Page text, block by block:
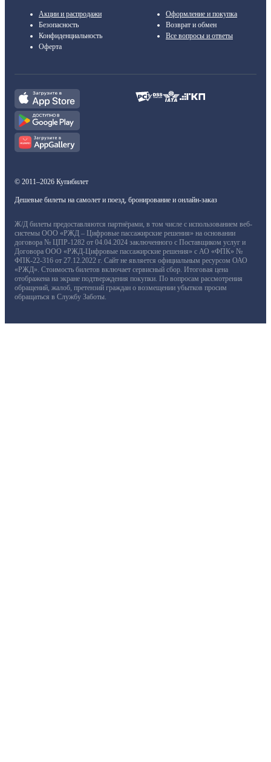
Акции и распродажи
Безопасность
Конфиденциальность
Оферта
Оформление и покупка
Возврат и обмен
Все вопросы и ответы
© 2011–2026 Купибилет
Дешевые билеты на самолет и поезд, бронирование и онлайн-заказ
Ж/Д билеты предоставляются партнёрами, в том числе с использованием веб-
системы ООО «РЖД – Цифровые пассажирские решения» на основании
договора № ЦПР-1282 от 04.04.2024 заключенного с Поставщиком услуг и
Договора ООО «РЖД-Цифровые пассажирские решения» с АО «ФПК» №
ФПК-22-316 от 27.12.2022 г. Сайт не является официальным ресурсом ОАО
«РЖД». Стоимость билетов включает сервисный сбор. Итоговая цена
отображена на экране подтверждения покупки. По вопросам рассмотрения
обращений, жалоб, претензий граждан о возмещении убытков просим
обращаться в Службу Заботы.